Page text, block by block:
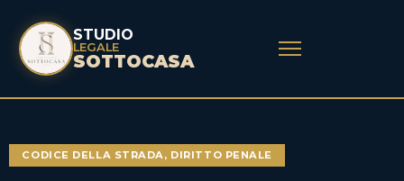
STUDIO
LEGALE
SOTTOCASA
CODICE DELLA STRADA, DIRITTO PENALE